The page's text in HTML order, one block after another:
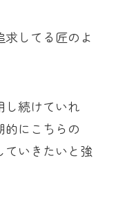
してる匠のよ
し続けていれ
的にこちらの
ていきたいと強